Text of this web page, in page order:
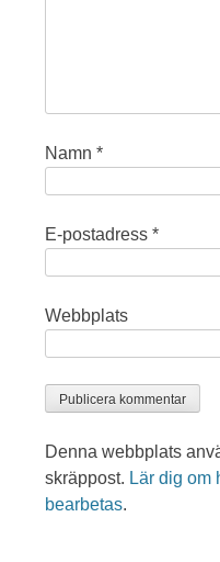
Namn*
E-postadress*
Webbplats
Denna webbplats
skräppost. Lär dig om
bearbetas.